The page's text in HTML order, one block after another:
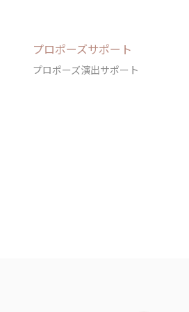
プロポーズサポート
プロポーズ演出サポート